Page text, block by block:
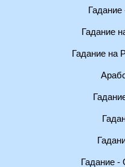
Гадание
Гадание на
Гадание